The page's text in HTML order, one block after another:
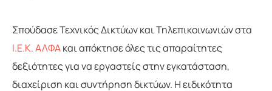
Σπούδασε Τεχνικός Δικτύων και Τηλεπικοινωνιών στα
Ι.Ε.Κ. ΑΛΦΑκαι απόκτησε όλες τις απαραίτητες
δεξιότητες για να εργαστείς στην εγκατάσταση,
διαχείριση και συντήρηση δικτύων. Η ειδικότητα